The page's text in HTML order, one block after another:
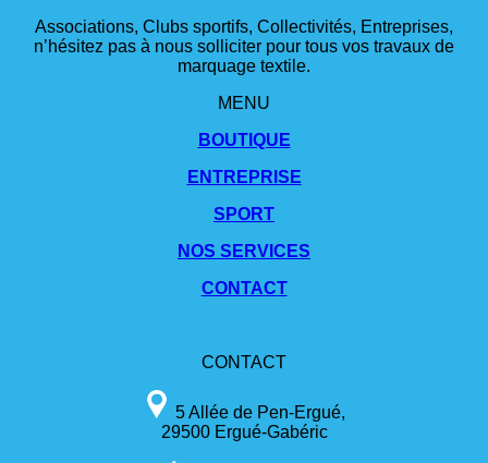
Associations, Clubs sportifs, Collectivités, Entreprises,
n’hésitez pas à nous solliciter pour tous vos travaux de
marquage textile.
MENU
BOUTIQUE
ENTREPRISE
SPORT
NOS SERVICES
CONTACT
CONTACT
5 Allée de Pen-Ergué,
29500 Ergué-Gabéric